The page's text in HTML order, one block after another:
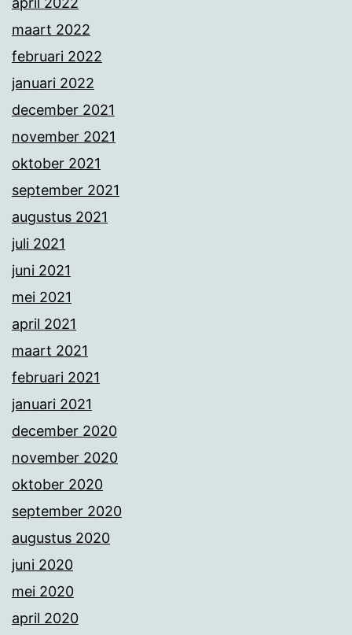
maart 2022
februari 2022
januari 2022
december 2021
november 2021
oktober 2021
september 2021
augustus 2021
juli 2021
juni 2021
mei 2021
april 2021
maart 2021
februari 2021
januari 2021
december 2020
november 2020
oktober 2020
september 2020
augustus 2020
juni 2020
mei 2020
april 2020